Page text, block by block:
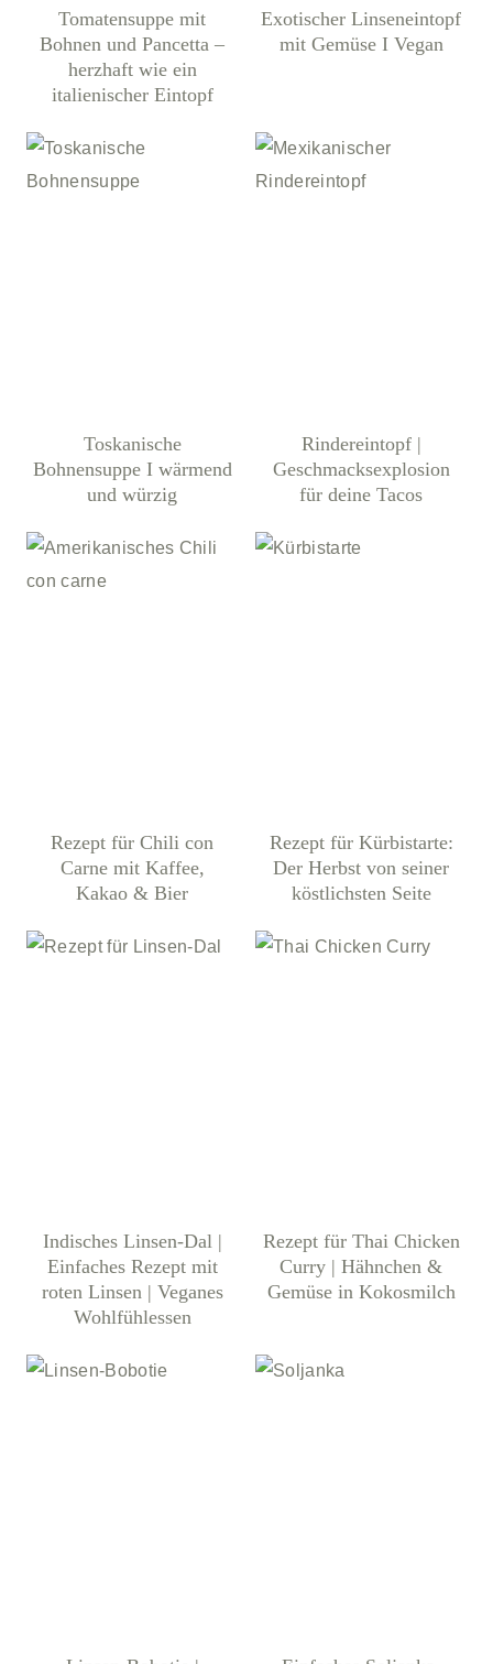
Tomatensuppe mit
Bohnen und Pancetta –
herzhaft wie ein
italienischer Eintopf
Exotischer Linseneintopf
mit Gemüse I Vegan
Toskanische
Bohnensuppe I wärmend
und würzig
Rindereintopf |
Geschmacksexplosion
für deine Tacos
Rezept für Chili con
Carne mit Kaffee,
Kakao & Bier
Rezept für Kürbistarte:
Der Herbst von seiner
köstlichsten Seite
Indisches Linsen-Dal |
Einfaches Rezept mit
roten Linsen | Veganes
Wohlfühlessen
Rezept für Thai Chicken
Curry | Hähnchen &
Gemüse in Kokosmilch